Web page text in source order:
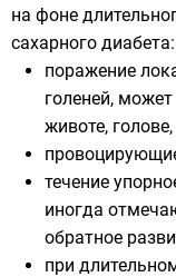
на фоне
сахарного диабета:
поражение
голеней,
животе,
течение
иногда
обратное
при